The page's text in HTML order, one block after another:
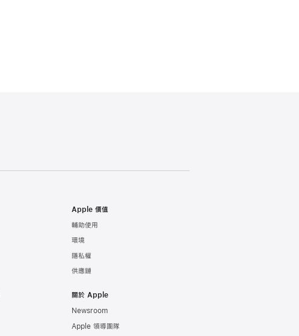
Apple 價值
輔助使用
環境
隱私權
供應鏈
關於 Apple
Newsroom
Apple 領導團隊